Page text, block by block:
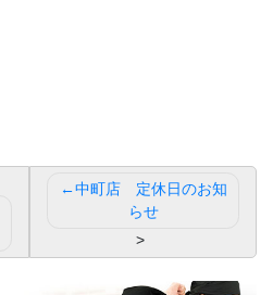
中町店 定休日のお知
らせ